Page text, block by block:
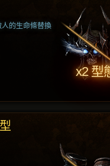
的生命條替換
x2 型